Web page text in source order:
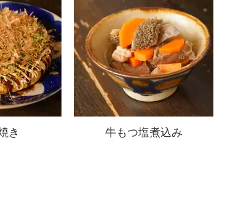
き 牛もつ塩煮込み